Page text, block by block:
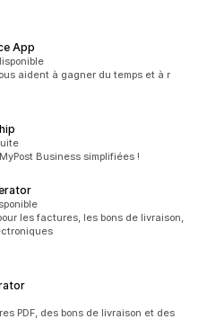
App
aident à gagner du temps et à r
Business simplifiées !
les factures, les bons de livraison,
PDF, des bons de livraison et des